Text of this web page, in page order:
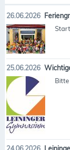
26.06.2026
25.06.2026
Bitte